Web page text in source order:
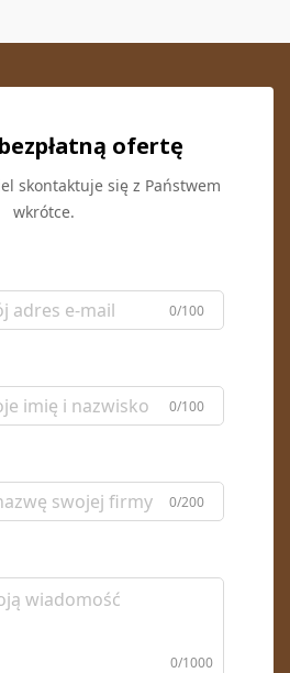
ofertę
skontaktuje się z Państwem
wkrótce.
0/100
0/100
0/200
0/1000